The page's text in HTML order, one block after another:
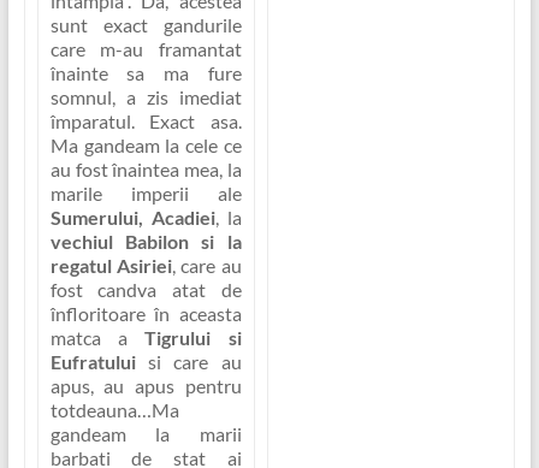
sunt exact gandurile
care m-au framantat
înainte sa ma fure
somnul, a zis imediat
împaratul. Exact asa.
Ma gandeam la cele ce
au fost înaintea mea, la
marile imperii ale
Sumerului, Acadiei, la
vechiul Babilon si la
regatul Asiriei, care au
fost candva atat de
înfloritoare în aceasta
matca aTigrului si
Eufratuluisi care au
apus, au apus pentru
totdeauna…Ma
gandeam la marii
barbati de stat ai